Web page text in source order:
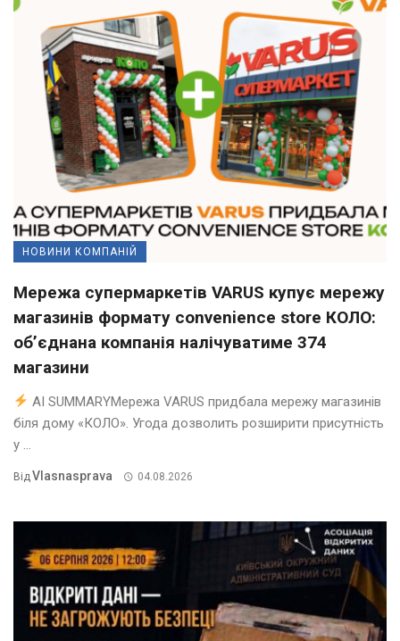
НОВИНИ КОМПАНІЙ
Мережа супермаркетів VARUS купує мережу
магазинів формату convenience store КОЛО:
об’єднана компанія налічуватиме 374
магазини
AI SUMMARYМережа VARUS придбала мережу магазинів
біля дому «КОЛО». Угода дозволить розширити присутність
у ...
Від Vlasnasprava 04.08.2026